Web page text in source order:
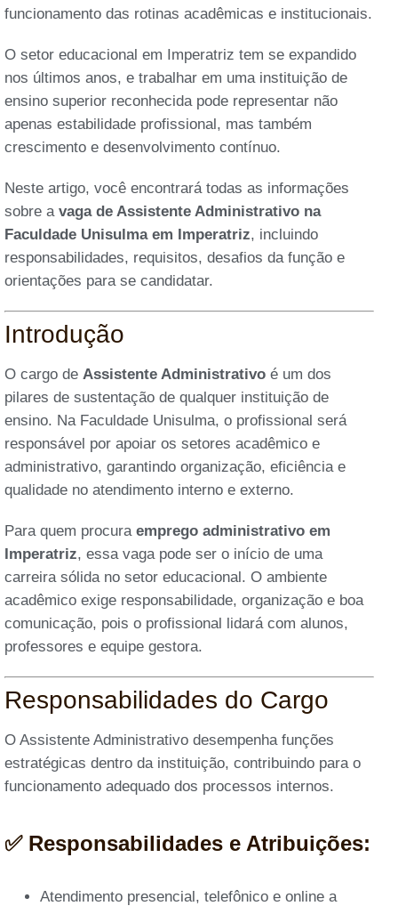
funcionamento das rotinas acadêmicas e institucionais.
O setor educacional em Imperatriz tem se expandido
nos últimos anos, e trabalhar em uma instituição de
ensino superior reconhecida pode representar não
apenas estabilidade profissional, mas também
crescimento e desenvolvimento contínuo.
Neste artigo, você encontrará todas as informações
sobre a vaga de Assistente Administrativo na
Faculdade Unisulma em Imperatriz, incluindo
responsabilidades, requisitos, desafios da função e
orientações para se candidatar.
Introdução
O cargo de Assistente Administrativo é um dos
pilares de sustentação de qualquer instituição de
ensino. Na Faculdade Unisulma, o profissional será
responsável por apoiar os setores acadêmico e
administrativo, garantindo organização, eficiência e
qualidade no atendimento interno e externo.
Para quem procura emprego administrativo em
Imperatriz, essa vaga pode ser o início de uma
carreira sólida no setor educacional. O ambiente
acadêmico exige responsabilidade, organização e boa
comunicação, pois o profissional lidará com alunos,
professores e equipe gestora.
Responsabilidades do Cargo
O Assistente Administrativo desempenha funções
estratégicas dentro da instituição, contribuindo para o
funcionamento adequado dos processos internos.
✅ Responsabilidades e Atribuições:
Atendimento presencial, telefônico e online a